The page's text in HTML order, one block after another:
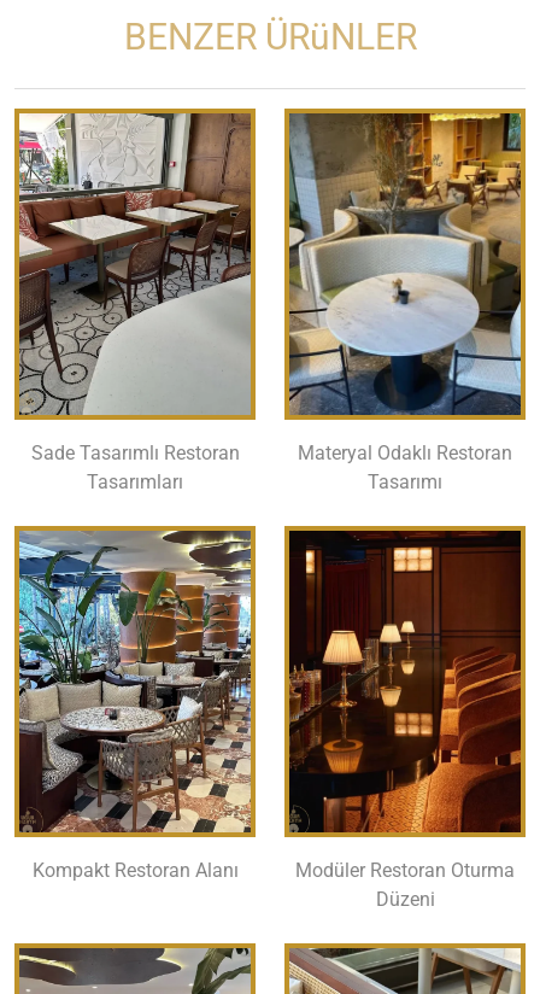
BENZER ÜRüNLER
Sade Tasarımlı Restoran
Tasarımları
Materyal Odaklı Restoran
Tasarımı
Kompakt Restoran Alanı
Modüler Restoran Oturma
Düzeni